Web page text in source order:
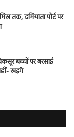
तक, दमियाता पोर्ट पर
बच्चों पर बरसाई
खड़गे